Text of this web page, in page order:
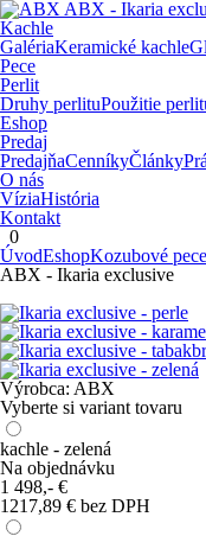
Kachle
GalériaKeramické kachle
Pece
Perlit
Druhy perlituPoužitie
Eshop
Predaj
PredajňaCenníkyČlánky
O nás
VíziaHistória
Kontakt
0
ÚvodEshopKozubové pece
ABX - Ikaria exclusive
Výrobca: ABX
Vyberte si variant tovaru
kachle - zelená
Na objednávku
1 498,- €
1217,89 € bez DPH